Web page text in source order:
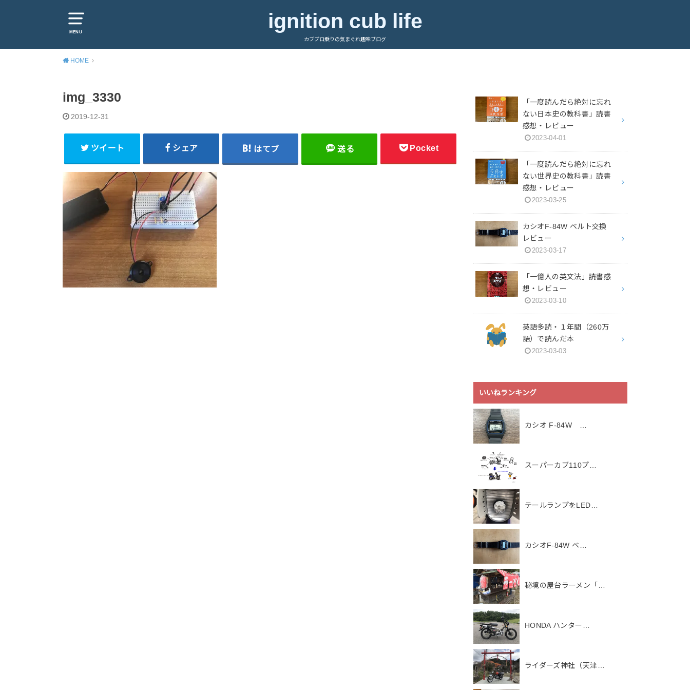
MENU ignition cub life
カブプロ乗りの気まぐれ趣味ブログ
HOME
img_3330
2019-12-31
ツイート シェア はてブ 送る Pocket
「一度読んだら絶対に忘れ
ない日本史の教科書」読書
感想・レビュー
2023-04-01
「一度読んだら絶対に忘れ
ない世界史の教科書」読書
感想・レビュー
2023-03-25
カシオF-84W ベルト交換
レビュー
2023-03-17
「一億人の英文法」読書感
想・レビュー
2023-03-10
英語多読・１年間（260万
語）で読んだ本
2023-03-03
いいねランキング
カシオ F-84W …
スーパーカブ110プ…
テールランプをLED…
カシオF-84W ベ…
秘境の屋台ラーメン「…
HONDA ハンター…
ライダーズ神社（天津…